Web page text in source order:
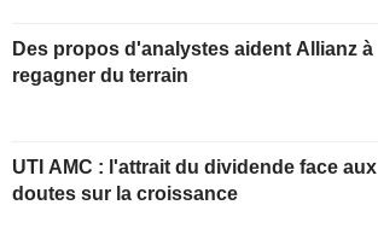
Des propos d'analystes aident Allianz à
regagner du terrain
UTI AMC : l'attrait du dividende face aux
doutes sur la croissance